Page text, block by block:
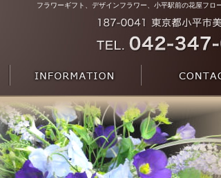
フラワーギフト、デザインフラワー、小平駅前の花屋フロ